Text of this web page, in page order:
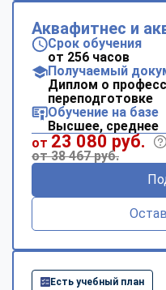
Аквафитнес и
Срок обучения
от 256 часов
Получаемый
Диплом о
переподготовке
Обучение на базе
Высшее, среднее
от 23 080 руб.
от 38 467 руб.
Есть учебный план